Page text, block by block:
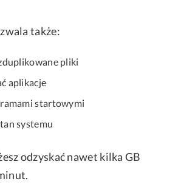
także:
pliki
aplikacje
startowymi
systemu
odzyskać nawet kilka GB